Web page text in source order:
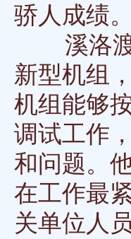
骄人成绩
溪洛渡
新型机组
机组能够
调试工作
和问题。
在工作最
关单位人